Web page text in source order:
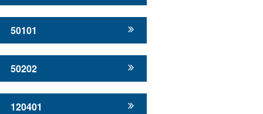
50101
50202
120401